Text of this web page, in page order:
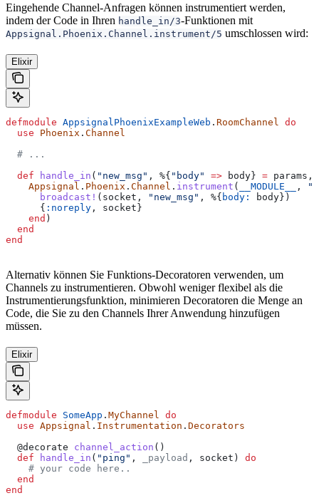
Eingehende Channel-Anfragen können instrumentiert werden,
indem der Code in Ihren handle_in/3-Funktionen mit
Appsignal.Phoenix.Channel.instrument/5 umschlossen wird:
Elixir
defmodule AppsignalPhoenixExampleWeb . RoomChannel
do
  use
Phoenix . Channel
  # ...
  def
handle_in ( "new_msg" , %{ "body" => body} =
    Appsignal
. Phoenix . Channel . instrument ( __MODULE__ ,
      broadcast!
(socket, "new_msg" , %{ body:
body})
      {
:noreply , socket}
    end
)
  end
end
Alternativ können Sie Funktions-Decoratoren verwenden, um
Channels zu instrumentieren. Obwohl weniger flexibel als die
Instrumentierungsfunktion, minimieren Decoratoren die Menge an
Code, die Sie zu den Channels Ihrer Anwendung hinzufügen
müssen.
Elixir
defmodule SomeApp . MyChannel
do
  use
Appsignal . Instrumentation . Decorators
  @decorate
channel_action ()
  def
handle_in ( "ping" , _payload , socket) do
    # your code here..
  end
end